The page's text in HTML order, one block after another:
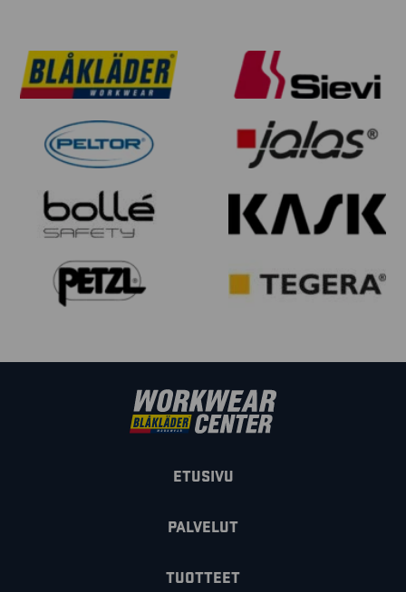
ETUSIVU
PALVELUT
TUOTTEET